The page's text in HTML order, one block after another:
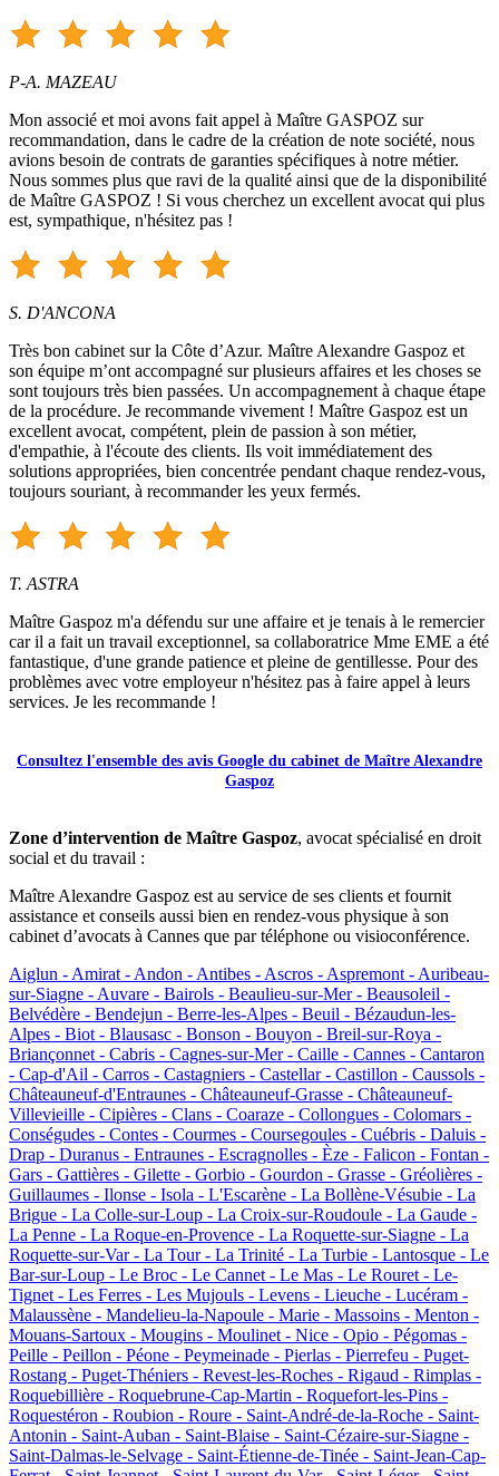
P-A. MAZEAU
Mon associé et moi avons fait appel à Maître GASPOZ sur
recommandation, dans le cadre de la création de note société, nous
avions besoin de contrats de garanties spécifiques à notre métier.
Nous sommes plus que ravi de la qualité ainsi que de la disponibilité
de Maître GASPOZ ! Si vous cherchez un excellent avocat qui plus
est, sympathique, n'hésitez pas !
S. D'ANCONA
Très bon cabinet sur la Côte d’Azur. Maître Alexandre Gaspoz et
son équipe m’ont accompagné sur plusieurs affaires et les choses se
sont toujours très bien passées. Un accompagnement à chaque étape
de la procédure. Je recommande vivement ! Maître Gaspoz est un
excellent avocat, compétent, plein de passion à son métier,
d'empathie, à l'écoute des clients. Ils voit immédiatement des
solutions appropriées, bien concentrée pendant chaque rendez-vous,
toujours souriant, à recommander les yeux fermés.
T. ASTRA
Maître Gaspoz m'a défendu sur une affaire et je tenais à le remercier
car il a fait un travail exceptionnel, sa collaboratrice Mme EME a été
fantastique, d'une grande patience et pleine de gentillesse. Pour des
problèmes avec votre employeur n'hésitez pas à faire appel à leurs
services. Je les recommande !
Consultez l'ensemble des avis Google du cabinet de Maître Alexandre
Gaspoz
Zone d’intervention de Maître Gaspoz, avocat spécialisé en droit
social et du travail :
Maître Alexandre Gaspoz est au service de ses clients et fournit
assistance et conseils aussi bien en rendez-vous physique à son
cabinet d’avocats à Cannes que par téléphone ou visioconférence.
Aiglun - Amirat - Andon - Antibes - Ascros - Aspremont - Auribeau-
sur-Siagne - Auvare - Bairols - Beaulieu-sur-Mer - Beausoleil -
Belvédère - Bendejun - Berre-les-Alpes - Beuil - Bézaudun-les-
Alpes - Biot - Blausasc - Bonson - Bouyon - Breil-sur-Roya -
Briançonnet - Cabris - Cagnes-sur-Mer - Caille - Cannes - Cantaron
- Cap-d'Ail - Carros - Castagniers - Castellar - Castillon - Caussols -
Châteauneuf-d'Entraunes - Châteauneuf-Grasse - Châteauneuf-
Villevieille - Cipières - Clans - Coaraze - Collongues - Colomars -
Conségudes - Contes - Courmes - Coursegoules - Cuébris - Daluis -
Drap - Duranus - Entraunes - Escragnolles - Èze - Falicon - Fontan -
Gars - Gattières - Gilette - Gorbio - Gourdon - Grasse - Gréolières -
Guillaumes - Ilonse - Isola - L'Escarène - La Bollène-Vésubie - La
Brigue - La Colle-sur-Loup - La Croix-sur-Roudoule - La Gaude -
La Penne - La Roque-en-Provence - La Roquette-sur-Siagne - La
Roquette-sur-Var - La Tour - La Trinité - La Turbie - Lantosque - Le
Bar-sur-Loup - Le Broc - Le Cannet - Le Mas - Le Rouret - Le-
Tignet - Les Ferres - Les Mujouls - Levens - Lieuche - Lucéram -
Malaussène - Mandelieu-la-Napoule - Marie - Massoins - Menton -
Mouans-Sartoux - Mougins - Moulinet - Nice - Opio - Pégomas -
Peille - Peillon - Péone - Peymeinade - Pierlas - Pierrefeu - Puget-
Rostang - Puget-Théniers - Revest-les-Roches - Rigaud - Rimplas -
Roquebillière - Roquebrune-Cap-Martin - Roquefort-les-Pins -
Roquestéron - Roubion - Roure - Saint-André-de-la-Roche - Saint-
Antonin - Saint-Auban - Saint-Blaise - Saint-Cézaire-sur-Siagne -
Saint-Dalmas-le-Selvage - Saint-Étienne-de-Tinée - Saint-Jean-Cap-